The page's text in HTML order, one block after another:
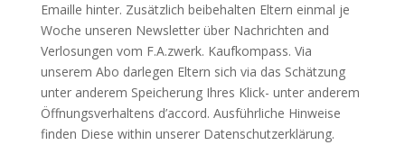
Emaille hinter. Zusätzlich beibehalten Eltern einmal je
Woche unseren Newsletter über Nachrichten and
Verlosungen vom F.A.zwerk. Kaufkompass. Via
unserem Abo darlegen Eltern sich via das Schätzung
unter anderem Speicherung Ihres Klick- unter anderem
Öffnungsverhaltens d’accord. Ausführliche Hinweise
finden Diese within unserer Datenschutzerklärung.